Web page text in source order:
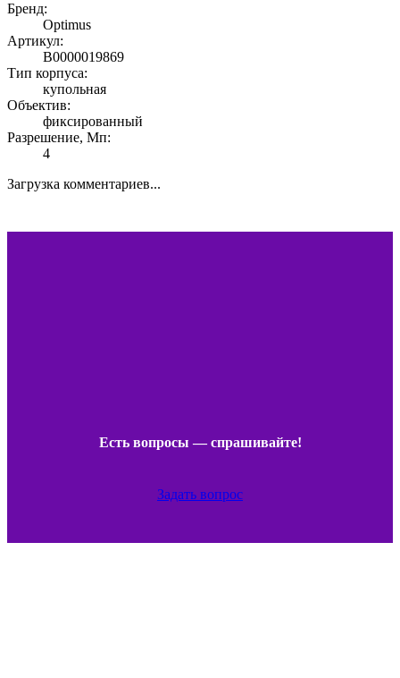
Бренд:
Optimus
Артикул:
В0000019869
Тип корпуса:
купольная
Объектив:
фиксированный
Разрешение, Мп:
4
Загрузка комментариев...
Есть вопросы — спрашивайте!
Задать вопрос